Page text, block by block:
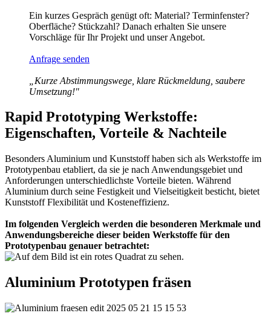
Ein kurzes Gespräch genügt oft: Material? Terminfenster?
Oberfläche? Stückzahl? Danach erhalten Sie unsere
Vorschläge für Ihr Projekt und unser Angebot.
Anfrage senden
„Kurze Abstimmungswege, klare Rückmeldung, saubere
Umsetzung!"
Rapid Prototyping Werkstoffe:
Eigenschaften, Vorteile & Nachteile
Besonders Aluminium und Kunststoff haben sich als Werkstoffe im
Prototypenbau etabliert, da sie je nach Anwendungsgebiet und
Anforderungen unterschiedlichste Vorteile bieten. Während
Aluminium durch seine Festigkeit und Vielseitigkeit besticht, bietet
Kunststoff Flexibilität und Kosteneffizienz.
Im folgenden Vergleich werden die besonderen Merkmale und
Anwendungsbereiche dieser beiden Werkstoffe für den
Prototypenbau genauer betrachtet:
Aluminium Prototypen fräsen